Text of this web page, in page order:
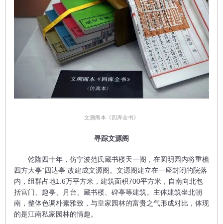
文溯阁本《四库全书》
寻踪文源阁
乾隆四十年，仿宁波范氏藏书楼天一阁，在圆明园内将重檐
四方大亭“四达亭”改建成文源阁。文源阁建立在一座封闭的院落
内，组群占地1.6万平方米，建筑面积700平方米，自南向北包
括宫门、趣亭、月台、藏书楼、碑亭等建筑。主体建筑坐北朝
南，整体色调朴素雅致，与皇家园林的富贵之气形成对比，体现
的是江南私家园林的情趣。